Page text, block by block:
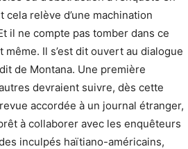
relève d’une machination
il ne compte pas tomber dans ce
Il s’est dit ouvert au dialogue
de Montana. Une première
devraient suivre, dès cette
accordée à un journal étranger,
à collaborer avec les enquêteurs
inculpés haïtiano-américains,